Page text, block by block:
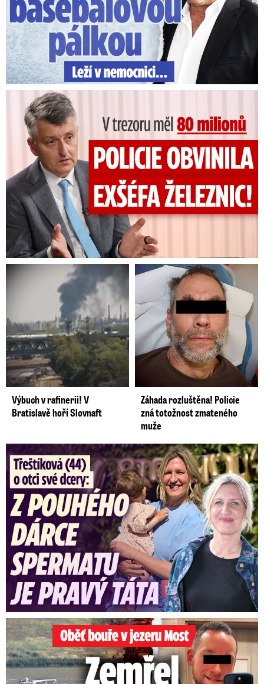
V trezoru měl 80 milionů: Policie obvinila exšéfa železnic!
Výbuch v rafinerii! V
Bratislavě hoří Slovnaft
Záhada rozluštěna! Policie
zná totožnost zmateného
muže
Třeštíková (44) o otci dcery: Z dárce spermatu pravý táta
Oběť bouře v jezeru Most: Zemřel táta Dominik (†28)